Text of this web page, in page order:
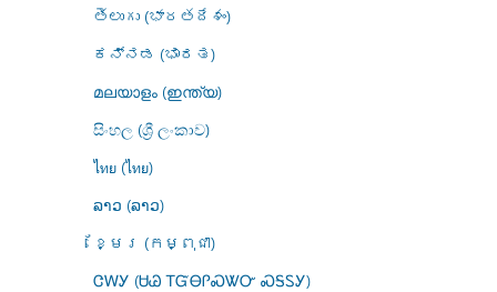
తెలుగు (భారతదేశం)
ಕನ್ನಡ (ಭಾರತ)
മലയാളം (ഇന്ത്യ)
සිංහල (ශ්‍රී ලංකාව)
ไทย (ไทย)
ລາວ (ລາວ)
ខ្មែរ (កម្ពុជា)
ᏣᎳᎩ (ᏌᏊ ᎢᏳᎾᎵᏍᏔᏅ ᏍᎦᏚᎩ)